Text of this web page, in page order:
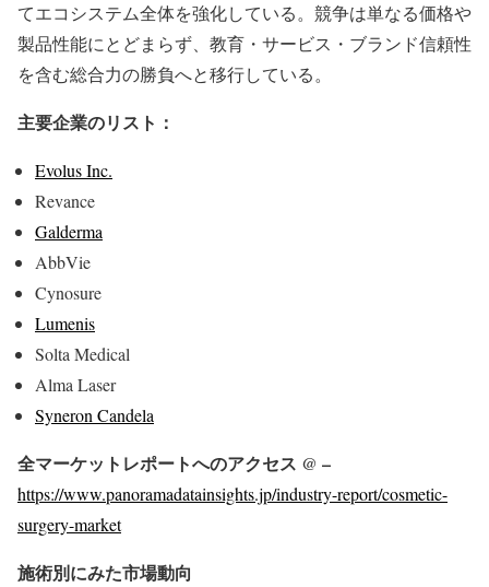
てエコシステム全体を強化している。競争は単なる価格や
製品性能にとどまらず、教育・サービス・ブランド信頼性
を含む総合力の勝負へと移行している。
主要企業のリスト：
Evolus Inc.
Revance
Galderma
AbbVie
Cynosure
Lumenis
Solta Medical
Alma Laser
Syneron Candela
全マーケットレポートへのアクセス @ –
https://www.panoramadatainsights.jp/industry-report/cosmetic-
surgery-market
施術別にみた市場動向